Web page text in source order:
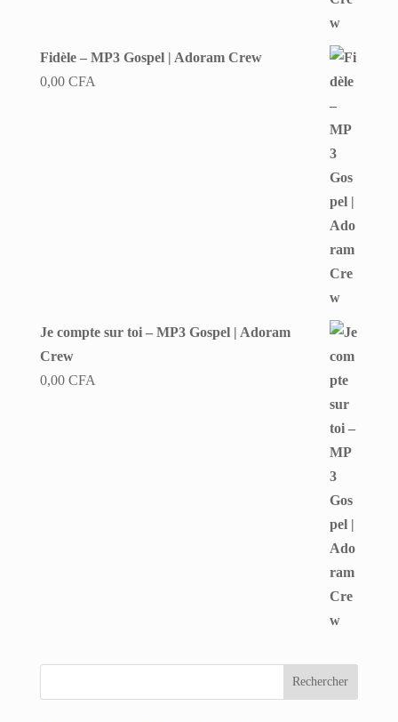
Fidèle – MP3 Gospel | Adoram Crew
0,00 CFA
Je compte sur toi – MP3 Gospel | Adoram
Crew
0,00 CFA